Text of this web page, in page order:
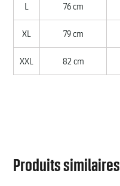
L 76 cm
XL 79 cm
XXL 82 cm
Produits similaires